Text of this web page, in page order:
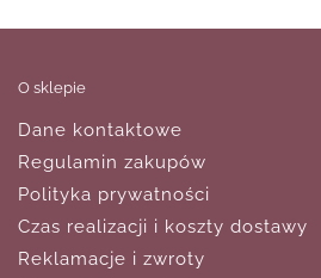
O sklepie
Dane kontaktowe
Regulamin zakupów
Polityka prywatności
Czas realizacji i koszty dostawy
Reklamacje i zwroty